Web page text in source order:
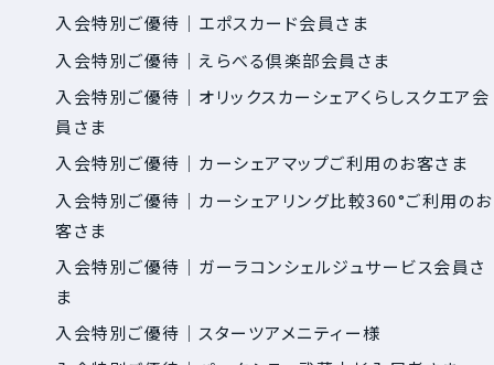
入会特別ご優待｜エポスカード会員さま
入会特別ご優待｜えらべる倶楽部会員さま
入会特別ご優待｜オリックスカーシェアくらしスクエア会
員さま
入会特別ご優待｜カーシェアマップご利用のお客さま
入会特別ご優待｜カーシェアリング比較360°ご利用のお
客さま
入会特別ご優待｜ガーラコンシェルジュサービス会員さ
ま
入会特別ご優待｜スターツアメニティー様